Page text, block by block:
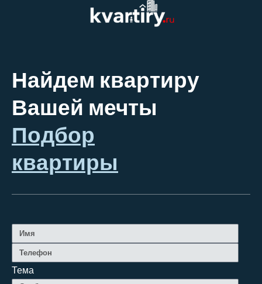
Найдем квартиру
Вашей мечты
Подбор
квартиры
Тема